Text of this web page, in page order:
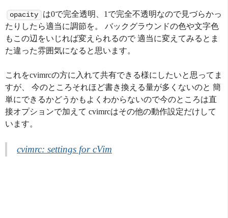
opacity
は0で完全透明、1で完全不透明なので見づらかっ
たりしたら適当に調節を。 バックグラウンドの色や文字色
もこの辺をいじれば変えられるので 適当に変えてみるとま
た違った雰囲気になると思います。
これをcvimrcの方に入れて共有できる様にしたいと思ってま
すが、 今のところそれほど書き換える量が多くないのと 簡
単にできるかどうかもよくわからないので今のところは直
接オプションで加えて cvimrcはその他の動作設定だけして
います。
cvimrc: settings for cVim